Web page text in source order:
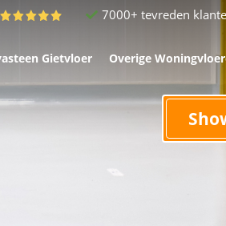
7000+ tevreden
Gietvloer Overige